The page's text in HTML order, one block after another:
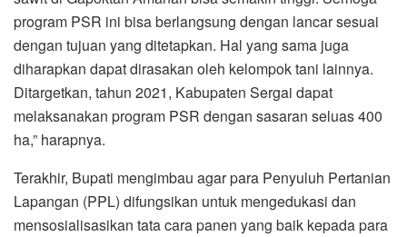
program PSR ini bisa berlangsung dengan lancar sesuai
dengan tujuan yang ditetapkan. Hal yang sama juga
diharapkan dapat dirasakan oleh kelompok tani lainnya.
Ditargetkan, tahun 2021, Kabupaten Sergai dapat
melaksanakan program PSR dengan sasaran seluas 400
ha,” harapnya.
Terakhir, Bupati mengimbau agar para Penyuluh Pertanian
Lapangan (PPL) difungsikan untuk mengedukasi dan
mensosialisasikan tata cara panen yang baik kepada para